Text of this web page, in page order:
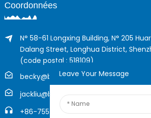
Coordonnées
N° 58-61 Longxing Building, N° 205
Dalang Street, Longhua District,
(code postal : 518109)
becky@boyingcable.com
jackliu@boyingcable.com
+86-755-21014277
Leave Your Message